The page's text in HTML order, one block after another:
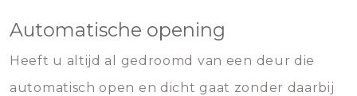
Automatische opening
Heeft u altijd al gedroomd van een deur die
automatisch open en dicht gaat zonder daarbij